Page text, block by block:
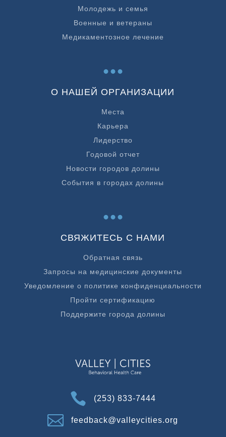
Молодежь и семья
Военные и ветераны
Медикаментозное лечение
...
О НАШЕЙ ОРГАНИЗАЦИИ
Места
Карьера
Лидерство
Годовой отчет
Новости городов долины
События в городах долины
...
СВЯЖИТЕСЬ С НАМИ
Обратная связь
Запросы на медицинские документы
Уведомление о политике конфиденциальности
Пройти сертификацию
Поддержите города долины
 (253) 833-7444
 feedback@valleycities.org